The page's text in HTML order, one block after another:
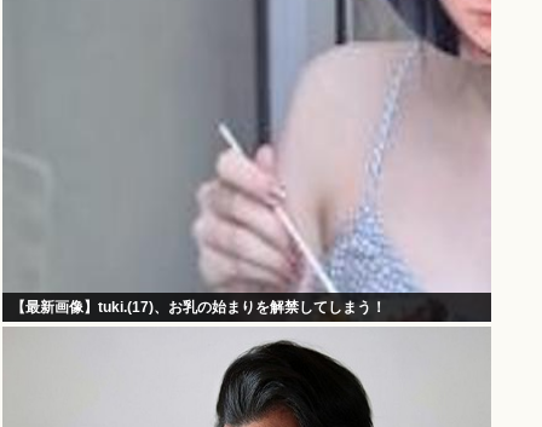
【最新画像】tuki.(17)、お乳の始まりを解禁してしまう！